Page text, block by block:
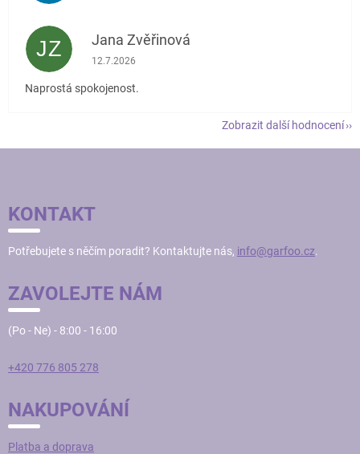
JZ Jana Zvěřinová
Hodnocení obchodu je 5 z 5 hvězdiček.
12.7.2026
Naprostá spokojenost.
Zobrazit další hodnocení
A
T
KONTAKT
Potřebujete s něčím poradit? Kontaktujte nás, info@garfoo.cz.
ZAVOLEJTE NÁM
(Po - Ne) - 8:00 - 16:00
+420 776 805 278
NAKUPOVÁNÍ
Platba a doprava